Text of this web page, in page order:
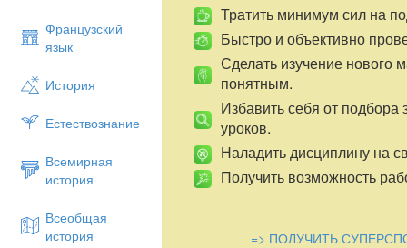
Французский
язык
История
Естествознание
Всемирная
история
Всеобщая
история
Тратить минимум сил на
Быстро и объективно
Сделать изучение нового
понятным.
Избавить себя от подбора
уроков.
Наладить дисциплину на
Получить возможность
=> ПОЛУЧИТЬ